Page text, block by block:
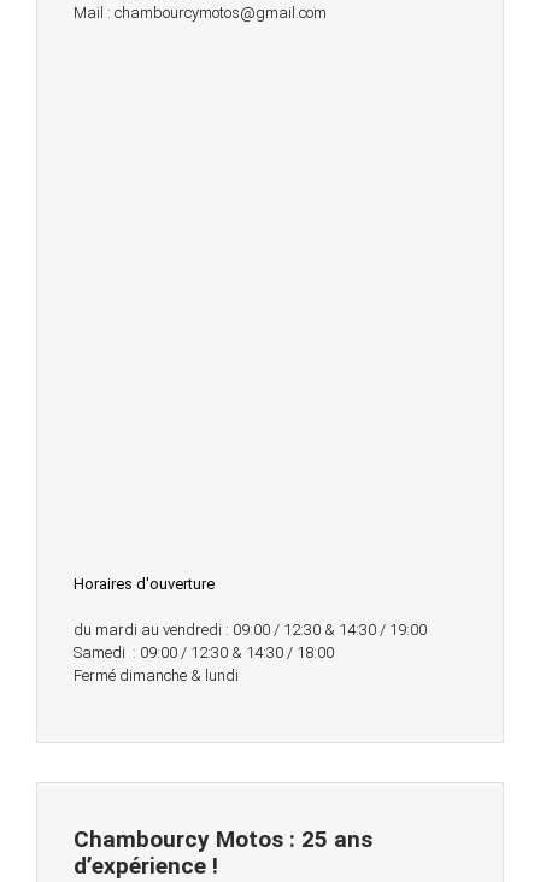
Mail : chambourcymotos@gmail.com
Horaires d'ouverture
du mardi au vendredi : 09:00 / 12:30 & 14:30 / 19:00
Samedi : 09:00 / 12:30 & 14:30 / 18:00
Fermé dimanche & lundi
Chambourcy Motos : 25 ans
d’expérience !